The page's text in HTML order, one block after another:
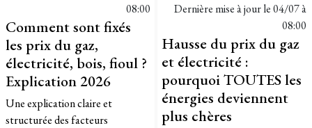
08:00
Comment sont fixés
les prix du gaz,
électricité, bois, fioul ?
Explication 2026
Une explication claire et
structurée des facteurs
Dernière mise à jour le04/07 à
08:00
Hausse du prix du gaz
et électricité :
pourquoi TOUTES les
énergies deviennent
plus chères